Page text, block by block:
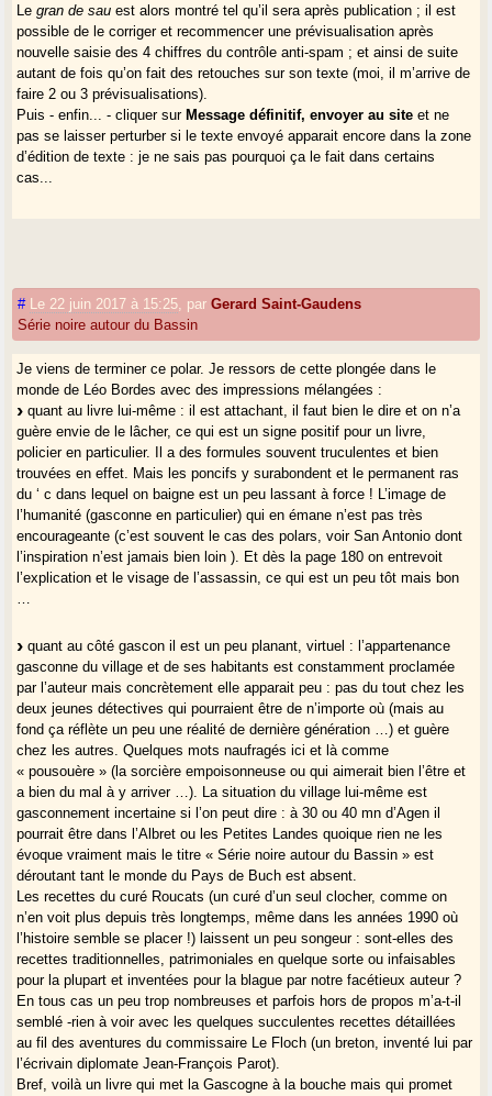
Legran de sau est alors montré tel qu’il sera après publication ; il est
possible de le corriger et recommencer une prévisualisation après
nouvelle saisie des 4 chiffres du contrôle anti-spam ; et ainsi de suite
autant de fois qu’on fait des retouches sur son texte (moi, il m’arrive de
faire 2 ou 3 prévisualisations).
Puis - enfin... - cliquer sur Message définitif, envoyer au site et ne
pas se laisser perturber si le texte envoyé apparait encore dans la zone
d’édition de texte : je ne sais pas pourquoi ça le fait dans certains
cas...
# Le 22 juin 2017 à 15:25 parGerard Saint-Gaudens
Série noire autour du Bassin
Je viens de terminer ce polar. Je ressors de cette plongée dans le
monde de Léo Bordes avec des impressions mélangées :
quant au livre lui-même : il est attachant, il faut bien le dire et on n’a
guère envie de le lâcher, ce qui est un signe positif pour un livre,
policier en particulier. Il a des formules souvent truculentes et bien
trouvées en effet. Mais les poncifs y surabondent et le permanent ras
du ‘ c dans lequel on baigne est un peu lassant à force ! L’image de
l’humanité (gasconne en particulier) qui en émane n’est pas très
encourageante (c’est souvent le cas des polars, voir San Antonio dont
l’inspiration n’est jamais bien loin ). Et dès la page 180 on entrevoit
l’explication et le visage de l’assassin, ce qui est un peu tôt mais bon
quant au côté gascon il est un peu planant, virtuel : l’appartenance
gasconne du village et de ses habitants est constamment proclamée
par l’auteur mais concrètement elle apparait peu : pas du tout chez les
deux jeunes détectives qui pourraient être de n’importe où (mais au
fond ça réflète un peu une réalité de dernière génération …) et guère
chez les autres. Quelques mots naufragés ici et là comme
« pousouère » (la sorcière empoisonneuse ou qui aimerait bien l’être et
a bien du mal à y arriver …). La situation du village lui-même est
gasconnement incertaine si l’on peut dire : à 30 ou 40 mn d’Agen il
pourrait être dans l’Albret ou les Petites Landes quoique rien ne les
évoque vraiment mais le titre « Série noire autour du Bassin » est
déroutant tant le monde du Pays de Buch est absent.
Les recettes du curé Roucats (un curé d’un seul clocher, comme on
n’en voit plus depuis très longtemps, même dans les années 1990 où
l’histoire semble se placer !) laissent un peu songeur : sont-elles des
recettes traditionnelles, patrimoniales en quelque sorte ou infaisables
pour la plupart et inventées pour la blague par notre facétieux auteur ?
En tous cas un peu trop nombreuses et parfois hors de propos m’a-t-il
semblé -rien à voir avec les quelques succulentes recettes détaillées
au fil des aventures du commissaire Le Floch (un breton, inventé lui par
l’écrivain diplomate Jean-François Parot).
Bref, voilà un livre qui met la Gascogne à la bouche mais qui promet